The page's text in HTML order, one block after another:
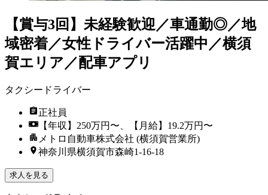
【賞与3回】未経験歓迎／車通勤◎／地
域密着／女性ドライバー活躍中／横須
賀エリア／配車アプリ
タクシードライバー
正社員
【年収】250万円〜、【月給】19.2万円〜
メトロ自動車株式会社 (横須賀営業所)
神奈川県横須賀市森崎1-16-18
求人を見る